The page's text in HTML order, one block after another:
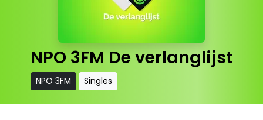
NPO 3FM De verlanglijst
NPO 3FM Singles